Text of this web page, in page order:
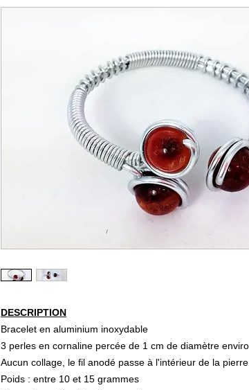
DESCRIPTION
Bracelet en aluminium inoxydable
3 perles en cornaline percée de 1 cm de diamètre
Aucun collage, le fil anodé passe à l'intérieur de la
Poids : entre 10 et 15 grammes